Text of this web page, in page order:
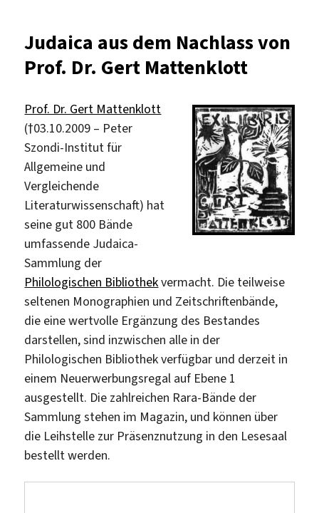
jüdischen
Kunstobjekten
Judaica aus dem Nachlass von
Prof. Dr. Gert Mattenklott
Prof. Dr. Gert Mattenklott
(†03.10.2009 – Peter
Szondi-Institut für
Allgemeine und
Vergleichende
Literaturwissenschaft) hat
seine gut 800 Bände
umfassende Judaica-
Sammlung der
Philologischen Bibliothekvermacht. Die teilweise
seltenen Monographien und Zeitschriftenbände,
die eine wertvolle Ergänzung des Bestandes
darstellen, sind inzwischen alle in der
Philologischen Bibliothek verfügbar und derzeit in
einem Neuerwerbungsregal auf Ebene 1
ausgestellt. Die zahlreichen Rara-Bände der
Sammlung stehen im Magazin, und können über
die Leihstelle zur Präsenznutzung in den Lesesaal
bestellt werden.